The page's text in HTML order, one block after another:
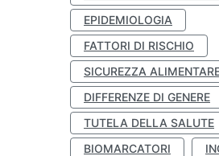
EPIDEMIOLOGIA
FATTORI DI RISCHIO
SICUREZZA
DIFFERENZE DI GENERE
TUTELA DELLA SALUTE
BIOMARCATORI